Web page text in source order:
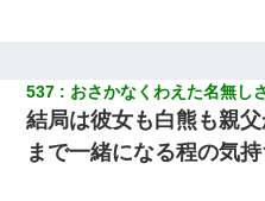
537 おさかなくわえた名無し
結局は彼女も白熊も親
まで一緒になる程の気